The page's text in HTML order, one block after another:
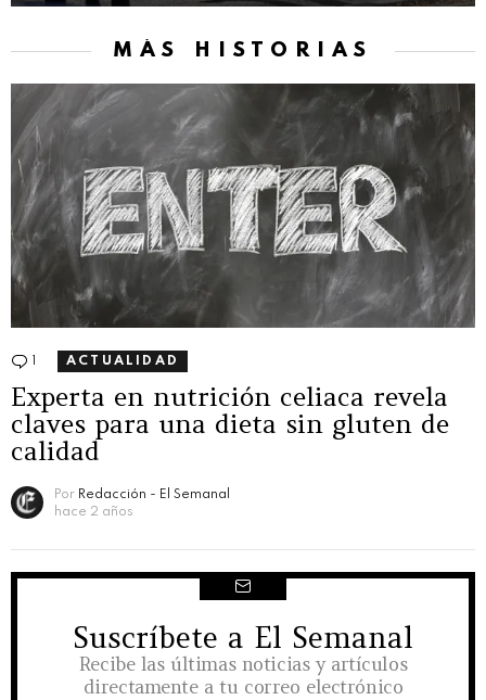
MÁS HISTORIAS
Comentario
ACTUALIDAD
Experta en nutrición celiaca revela
claves para una dieta sin gluten de
calidad
Por Redacción - El Semanal
hace 2 años
NEWSLETTER
Suscríbete a El Semanal
Recibe las últimas noticias y artículos
directamente a tu correo electrónico